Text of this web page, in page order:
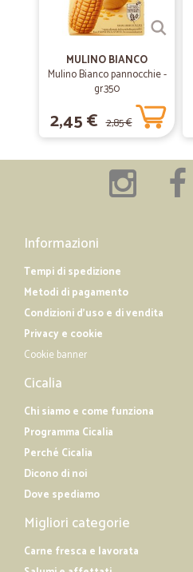
MULINO BIANCO
Mulino Bianco pannocchie -
gr.350
2,45 € 2,85 €
Informazioni
Tempi di spedizione
Metodi di pagamento
Condizioni d'uso e di vendita
Privacy e cookie
Cookie banner
Cicalia
Chi siamo e come funziona
Programma Cicalia
Perché Cicalia
Dicono di noi
Dove spediamo
Migliori categorie
Carne fresca e lavorata